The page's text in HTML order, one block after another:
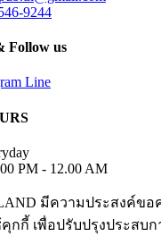
9244
Follow us
Line
PM - 12.00 AM
มีความประสงค์ขอ
กกี้ เพื่อปรับปรุงประสบ